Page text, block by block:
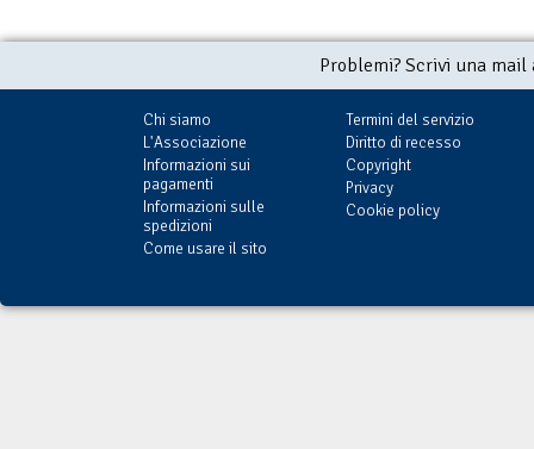
Problemi? Scrivi una
Chi siamo
L'Associazione
Informazioni sui
pagamenti
Informazioni sulle
spedizioni
Come usare il sito
Termini del servizio
Diritto di recesso
Copyright
Privacy
Cookie policy